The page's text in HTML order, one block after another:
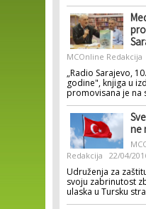
MCOnline Redakcija
„Radio Sarajevo,
godine", knjiga u
promovisana je na
ne
Redakcija
22/04/
Udruženja za
svoju zabrinutost
ulaska u Tursku